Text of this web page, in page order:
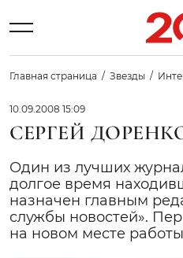
Главная страница Звезды
10.09.2008 15:09
СЕРГЕЙ
Один из лучших
долгое время
назначен главным
службы новостей».
на новом месте